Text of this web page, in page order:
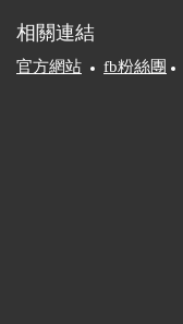
相關連結
官方網站 fb粉絲團